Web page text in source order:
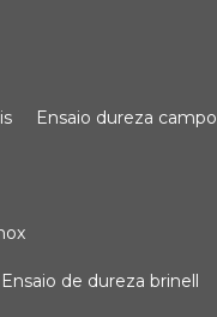
ensaio dureza campo
ensaio de dureza brinell